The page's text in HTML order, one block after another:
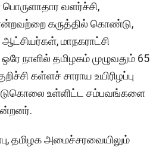
பொருளாதார வளர்ச்சி,
கருத்தில் கொண்டு,
மாநகராட்சி
நாளில் தமிழகம் முழுவதும் 65
கள்ளச் சாராய உயிரிழப்பு
உள்ளிட்ட சம்பவங்களை
தமிழக அமைச்சரவையிலும்